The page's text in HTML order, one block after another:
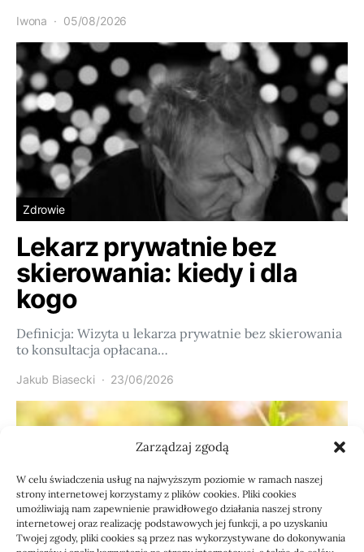
Zarządzaj zgodą
W celu świadczenia usług na najwyższym poziomie w ramach naszej
strony internetowej korzystamy z plików cookies. Pliki cookies
umożliwiają nam zapewnienie prawidłowego działania naszej strony
internetowej oraz realizację podstawowych jej funkcji, a po uzyskaniu
Twojej zgody, pliki cookies są przez nas wykorzystywane do dokonywania
Iwona 05/08/2026
Zdrowie
Lekarz prywatnie bez
skierowania: kiedy i dla
kogo
Definicja: Wizyta u lekarza prywatnie bez skierowania
to konsultacja opłacana…
Jakub Biasecki 23/06/2026